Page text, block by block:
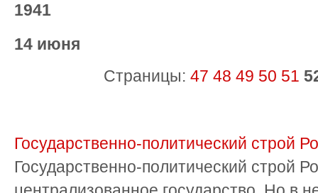
1941
14 июня
Страницы: 47 48 49 50 51
Государственно-политический строй
Государственно-политический строй